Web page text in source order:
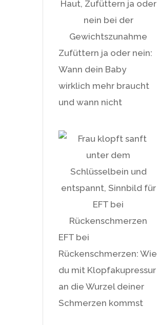
Zufüttern ja oder nein:
Wann dein Baby
wirklich mehr braucht
und wann nicht
EFT bei
Rückenschmerzen: Wie
du mit Klopfakupressur
an die Wurzel deiner
Schmerzen kommst